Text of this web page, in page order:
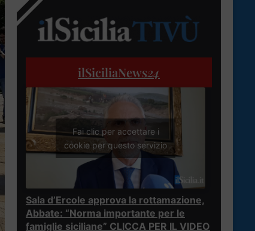
ilSiciliaNews24
Fai clic per accettare i
cookie per questo servizio
Sala d’Ercole approva la rottamazione,
Abbate: “Norma importante per le
famiglie siciliane” CLICCA PER IL VIDEO